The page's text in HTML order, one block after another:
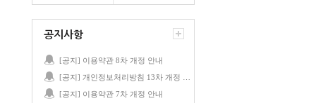
공지사항
[공지] 이용약관 8차 개정 안내
[공지] 이용약관 7차 개정 안내